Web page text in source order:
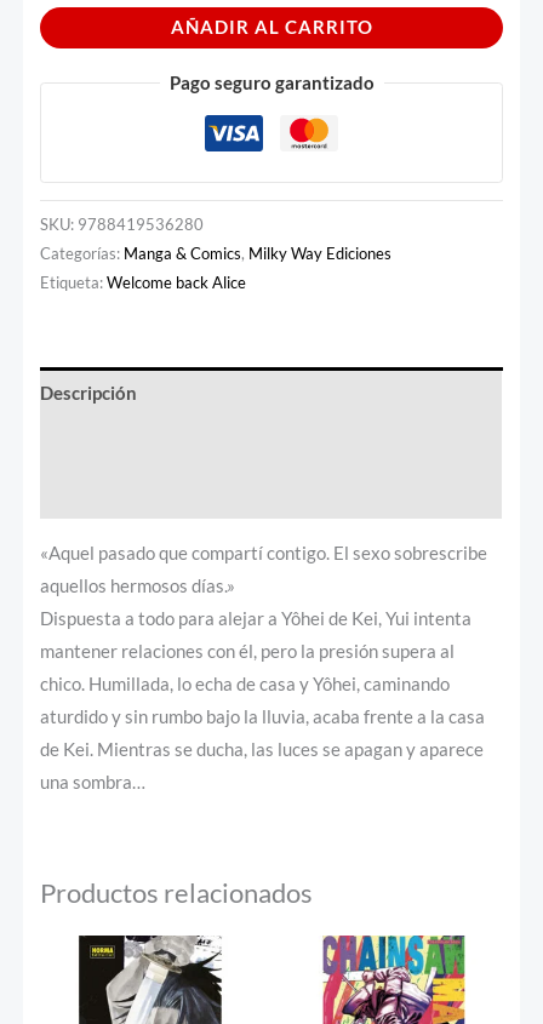
AÑADIR AL CARRITO
Pago seguro garantizado
SKU: 9788419536280
Categorías: Manga & Comics, Milky Way Ediciones
Etiqueta:Welcome back Alice
Descripción
«Aquel pasado que compartí contigo. El sexo sobrescribe
aquellos hermosos días.»
Dispuesta a todo para alejar a Yôhei de Kei, Yui intenta
mantener relaciones con él, pero la presión supera al
chico. Humillada, lo echa de casa y Yôhei, caminando
aturdido y sin rumbo bajo la lluvia, acaba frente a la casa
de Kei. Mientras se ducha, las luces se apagan y aparece
una sombra…
Productos relacionados